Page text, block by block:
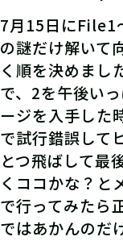
7月15日にFile1
の謎だけ解いて
く順を決めまし
で、2を午後い
ージを入手した
で試行錯誤して
とつ飛ばして最
くココかな？と
で行ってみたら
ではあかんのだ